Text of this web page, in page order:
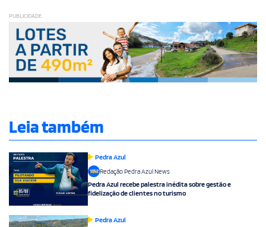
PUBLICIDADE
Leia também
Pedra Azul
Redação Pedra Azul News
Pedra Azul recebe palestra inédita sobre gestão e
fidelização de clientes no turismo
Pedra Azul